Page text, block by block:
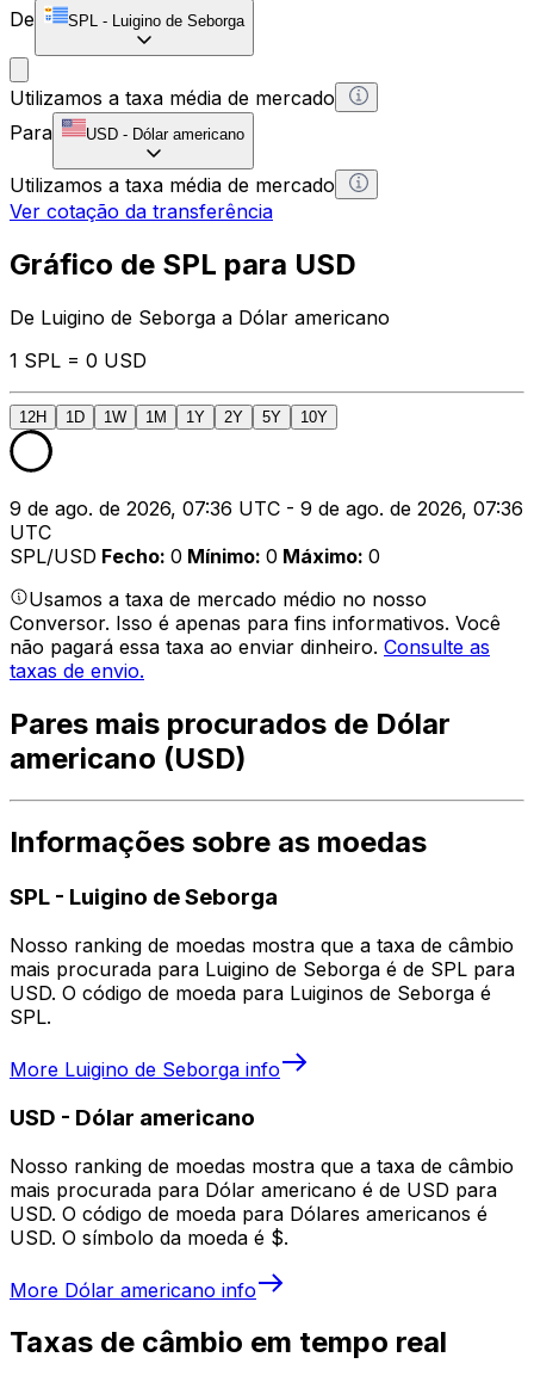
De
SPL - Luigino de Seborga
Utilizamos a taxa média de mercado
Para
USD - Dólar americano
Utilizamos a taxa média de mercado
Ver cotação da transferência
Gráfico de SPL para USD
De Luigino de Seborga a Dólar americano
1 SPL = 0 USD
12H 1D 1W 1M 1Y 2Y 5Y 10Y
9 de ago. de 2026, 07:36 UTC - 9 de ago. de 2026, 07:36
UTC
SPL/USD Fecho: 0 Mínimo: 0 Máximo: 0
Usamos a taxa de mercado médio no nosso
Conversor. Isso é apenas para fins informativos. Você
não pagará essa taxa ao enviar dinheiro. Consulte as
taxas de envio.
Pares mais procurados de Dólar
americano (USD)
Informações sobre as moedas
SPL - Luigino de Seborga
Nosso ranking de moedas mostra que a taxa de câmbio
mais procurada para Luigino de Seborga é de SPL para
USD. O código de moeda para Luiginos de Seborga é
SPL.
More Luigino de Seborga info
USD - Dólar americano
Nosso ranking de moedas mostra que a taxa de câmbio
mais procurada para Dólar americano é de USD para
USD. O código de moeda para Dólares americanos é
USD. O símbolo da moeda é $.
More Dólar americano info
Taxas de câmbio em tempo real